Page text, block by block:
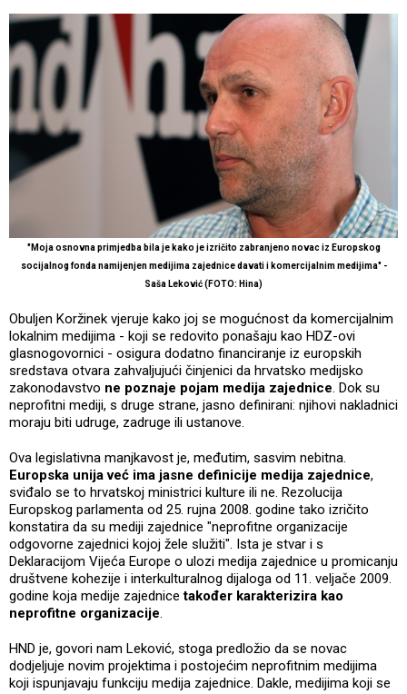
"Moja osnovna primjedba bila je kako je izričito zabranjeno novac iz Europskog
socijalnog fonda namijenjen medijima zajednice davati i komercijalnim medijima" -
Saša Leković (FOTO: Hina)
Obuljen Koržinek vjeruje kako joj se mogućnost da komercijalnim
lokalnim medijima - koji se redovito ponašaju kao HDZ-ovi
glasnogovornici - osigura dodatno financiranje iz europskih
sredstava otvara zahvaljujući činjenici da hrvatsko medijsko
zakonodavstvo ne poznaje pojam medija zajednice. Dok su
neprofitni mediji, s druge strane, jasno definirani: njihovi nakladnici
moraju biti udruge, zadruge ili ustanove.
Ova legislativna manjkavost je, međutim, sasvim nebitna.
Europska unija već ima jasne definicije medija zajednice,
sviđalo se to hrvatskoj ministrici kulture ili ne. Rezolucija
Europskog parlamenta od 25. rujna 2008. godine tako izričito
konstatira da su mediji zajednice "neprofitne organizacije
odgovorne zajednici kojoj žele služiti". Ista je stvar i s
Deklaracijom Vijeća Europe o ulozi medija zajednice u promicanju
društvene kohezije i interkulturalnog dijaloga od 11. veljače 2009.
godine koja medije zajednice također karakterizira kao
neprofitne organizacije.
HND je, govori nam Leković, stoga predložio da se novac
dodjeljuje novim projektima i postojećim neprofitnim medijima
koji ispunjavaju funkciju medija zajednice. Dakle, medijima koji se